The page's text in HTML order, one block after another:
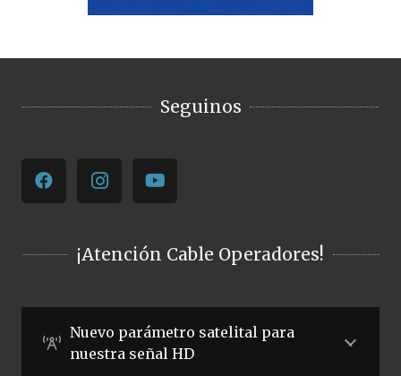
Seguinos
¡Atención Cable Operadores!
Nuevo parámetro satelital para
nuestra señal HD